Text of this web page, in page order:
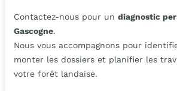
Contactez-nous pour un diagnostic
Gascogne.
Nous vous accompagnons pour
monter les dossiers et planifier les
votre forêt landaise.